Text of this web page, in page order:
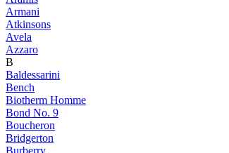
Armani
Atkinsons
Avela
Azzaro
B
Baldessarini
Bench
Biotherm Homme
Bond No. 9
Boucheron
Bridgerton
Burberry